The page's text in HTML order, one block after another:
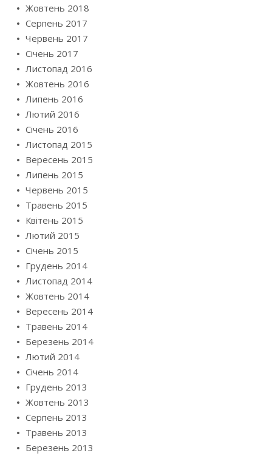
Жовтень 2018
Серпень 2017
Червень 2017
Січень 2017
Листопад 2016
Жовтень 2016
Липень 2016
Лютий 2016
Січень 2016
Листопад 2015
Вересень 2015
Липень 2015
Червень 2015
Травень 2015
Квітень 2015
Лютий 2015
Січень 2015
Грудень 2014
Листопад 2014
Жовтень 2014
Вересень 2014
Травень 2014
Березень 2014
Лютий 2014
Січень 2014
Грудень 2013
Жовтень 2013
Серпень 2013
Травень 2013
Березень 2013